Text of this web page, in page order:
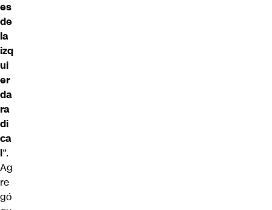
es
de
la
izq
ui
er
da
ra
di
ca
l“.
Ag
re
gó